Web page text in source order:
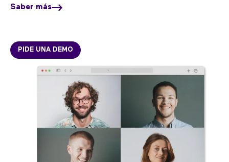
Saber más
PIDE UNA DEMO